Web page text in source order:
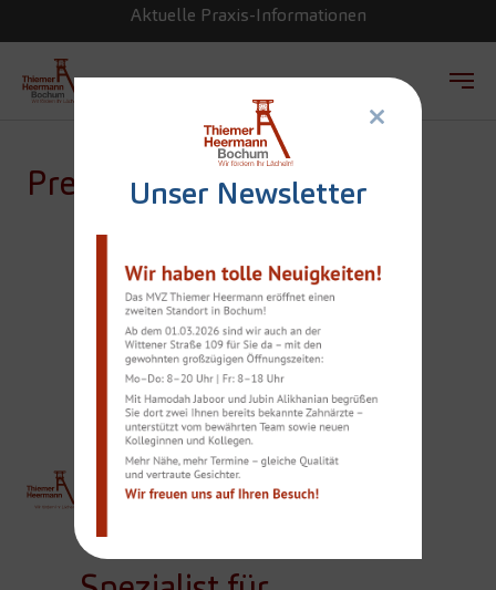
Zum Hauptinhalt springen
Aktuelle Praxis-Informationen
Unser Newsletter
×
Presse
SPEZIALIST FÜR
GENUSSVOLLES
ZUBEISSEN
THIEMER
Team